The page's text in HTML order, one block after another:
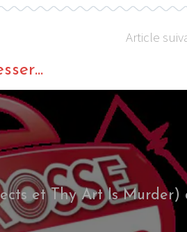
Article
et Thy Art Is